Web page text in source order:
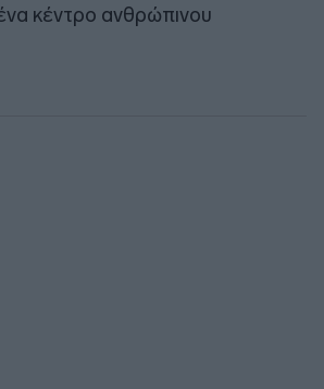
κέντρο ανθρώπινου